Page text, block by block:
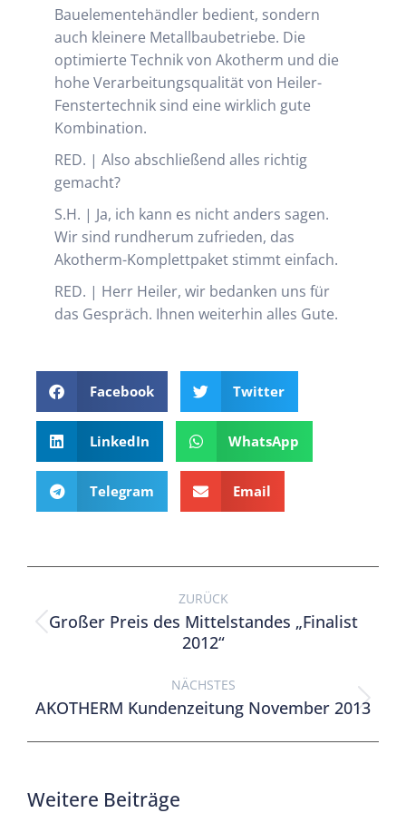
Bauelementehändler bedient, sondern
auch kleinere Metallbaubetriebe. Die
optimierte Technik von Akotherm und die
hohe Verarbeitungsqualität von Heiler-
Fenstertechnik sind eine wirklich gute
Kombination.
RED. | Also abschließend alles richtig
gemacht?
S.H. | Ja, ich kann es nicht anders sagen.
Wir sind rundherum zufrieden, das
Akotherm-Komplettpaket stimmt einfach.
RED. | Herr Heiler, wir bedanken uns für
das Gespräch. Ihnen weiterhin alles Gute.
Facebook Twitter
LinkedIn WhatsApp
Telegram Email
ZURÜCK
Großer Preis des Mittelstandes „Finalist
2012“
NÄCHSTES
AKOTHERM Kundenzeitung November 2013
Weitere Beiträge